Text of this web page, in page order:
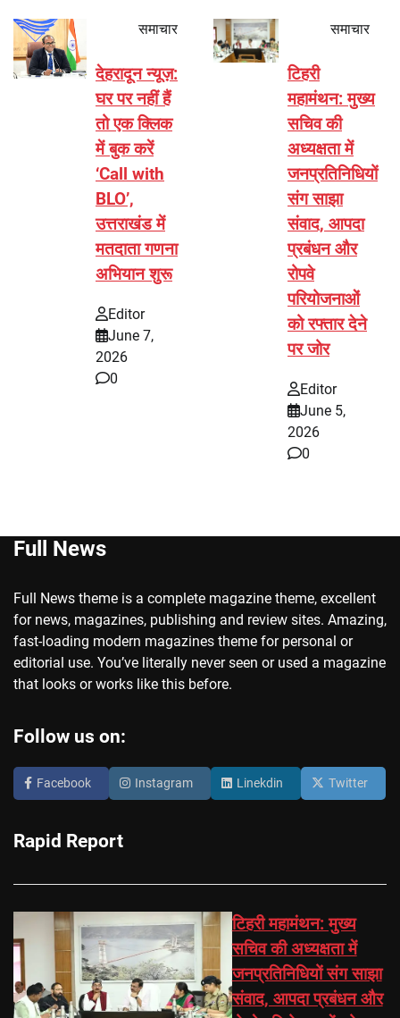
समाचार
देहरादून न्यूज़:
घर पर नहीं हैं
तो एक क्लिक
में बुक करें
‘Call with
BLO’,
उत्तराखंड में
मतदाता गणना
अभियान शुरू
Editor
June 7,
2026
0
समाचार
टिहरी
महामंथन: मुख्य
सचिव की
अध्यक्षता में
जनप्रतिनिधियों
संग साझा
संवाद, आपदा
प्रबंधन और
रोपवे
परियोजनाओं
को रफ्तार देने
पर जोर
Editor
June 5,
2026
0
Full News
Full News theme is a complete magazine theme, excellent
for news, magazines, publishing and review sites. Amazing,
fast-loading modern magazines theme for personal or
editorial use. You’ve literally never seen or used a magazine
that looks or works like this before.
Follow us on:
Facebook Instagram Linekdin Twitter
Rapid Report
टिहरी महामंथन: मुख्य
सचिव की अध्यक्षता में
जनप्रतिनिधियों संग साझा
संवाद, आपदा प्रबंधन और